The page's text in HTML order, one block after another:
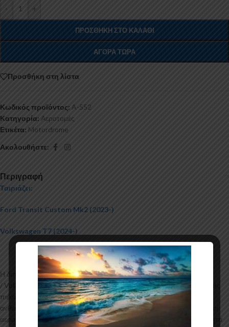
- +
ΠΡΟΣΘΉΚΗ ΣΤΟ ΚΑΛΆΘΙ
ΑΓΟΡΆ ΤΏΡΑ
Προσθήκη στη λίστα
Κωδικός προϊόντος: A-552
Κατηγορία: Αεροτομές
Ετικέτα: Motordrome
Ακολουθήστε:
Περιγραφή
Ταιριάζει:
Ford Transit Custom Mk2 (2023-)
Volkswagen T7 (2024-)
Η διπλή αεροτομή οροφής V.3 για το Ford Transit Custom Mk2
/ Volkswagen T7 κατασκευάζεται από σκληρή Πολυουρεθάνη υψηλής
πιέσεως και ΟΧΙ από πολυεστέρα. Η Πολυουρεθάνη είναι ένα πιο
ανθεκτικό και ακριβό υλικό με εύκολη και εξαιρετική εφαρμογή. Όλες οι
αεροτομές παράγονται σε καλούπια αλουμινίου για αυξημένη ποιότητα